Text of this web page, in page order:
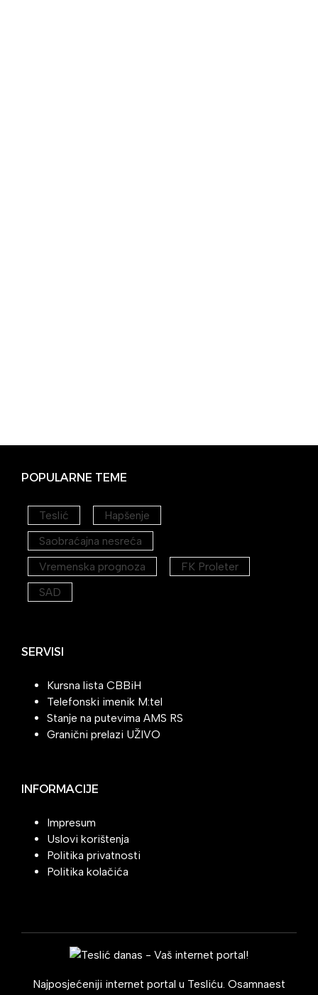
POPULARNE TEME
Teslić
Hapšenje
Saobraćajna nesreća
Vremenska prognoza
FK Proleter
SAD
SERVISI
Kursna lista CBBiH
Telefonski imenik M:tel
Stanje na putevima AMS RS
Granični prelazi UŽIVO
INFORMACIJE
Impresum
Uslovi korištenja
Politika privatnosti
Politika kolačića
Najposjećeniji internet portal u Tesliću. Osamnaest